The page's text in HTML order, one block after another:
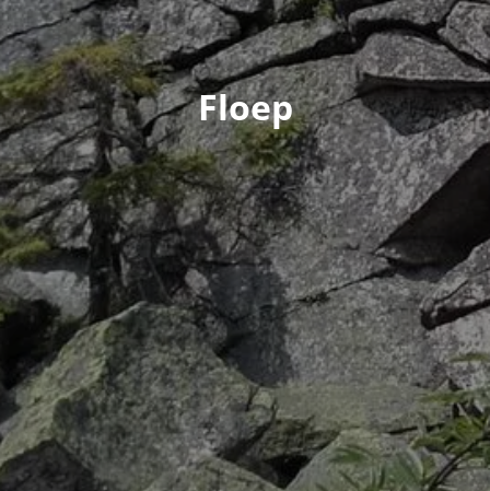
Floep